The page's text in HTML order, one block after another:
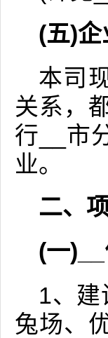
(五)
本司
关系，
行__市
业。
二、
(一
1、
兔场、